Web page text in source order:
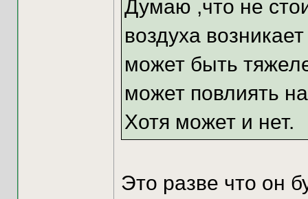
Думаю ,что не
воздуха
может быть
может повлиять
Хотя может и нет.
Это разве что он